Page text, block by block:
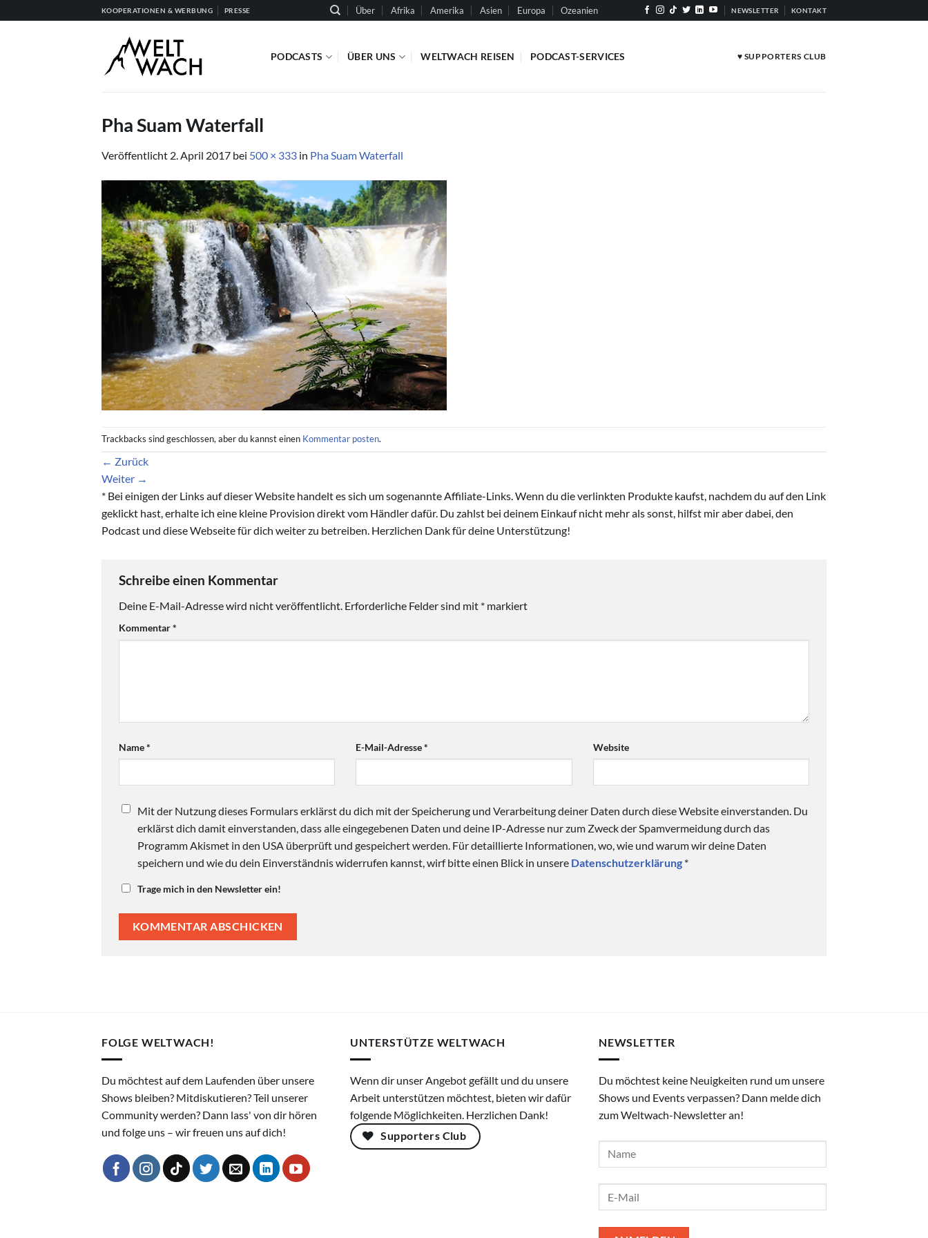
Inhalt
KOOPERATIONEN & WERBUNG PRESSE Über Afrika Amerika Asien Europa Ozeanien NEWSLETTER KONTAKT
PODCASTS ÜBER UNS WELTWACH REISEN PODCAST-SERVICES ♥ SUPPORTERS CLUB
Pha Suam Waterfall
Veröffentlicht 2. April 2017 bei 500 × 333 in Pha Suam Waterfall
Trackbacks sind geschlossen, aber du kannst einen Kommentar posten.
← Zurück
Weiter →
* Bei einigen der Links auf dieser Website handelt es sich um sogenannte Affiliate-Links. Wenn du die verlinkten Produkte kaufst, nachdem du auf den Link
geklickt hast, erhalte ich eine kleine Provision direkt vom Händler dafür. Du zahlst bei deinem Einkauf nicht mehr als sonst, hilfst mir aber dabei, den
Podcast und diese Webseite für dich weiter zu betreiben. Herzlichen Dank für deine Unterstützung!
Schreibe einen Kommentar
Deine E-Mail-Adresse wird nicht veröffentlicht. Erforderliche Felder sind mit * markiert
Kommentar*
Name* E-Mail-Adresse* Website
Mit der Nutzung dieses Formulars erklärst du dich mit der Speicherung und Verarbeitung deiner Daten durch diese Website einverstanden. Du
erklärst dich damit einverstanden, dass alle eingegebenen Daten und deine IP-Adresse nur zum Zweck der Spamvermeidung durch das
Programm Akismet in den USA überprüft und gespeichert werden. Für detaillierte Informationen, wo, wie und warum wir deine Daten
speichern und wie du dein Einverständnis widerrufen kannst, wirf bitte einen Blick in unsere Datenschutzerklärung *
Trage mich in den Newsletter ein!
FOLGE WELTWACH!
Du möchtest auf dem Laufenden über unsere
Shows bleiben? Mitdiskutieren? Teil unserer
Community werden? Dann lass' von dir hören
und folge uns – wir freuen uns auf dich!
UNTERSTÜTZE WELTWACH
Wenn dir unser Angebot gefällt und du unsere
Arbeit unterstützen möchtest, bieten wir dafür
folgende Möglichkeiten. Herzlichen Dank!
Supporters Club
NEWSLETTER
Du möchtest keine Neuigkeiten rund um unsere
Shows und Events verpassen? Dann melde dich
zum Weltwach-Newsletter an!